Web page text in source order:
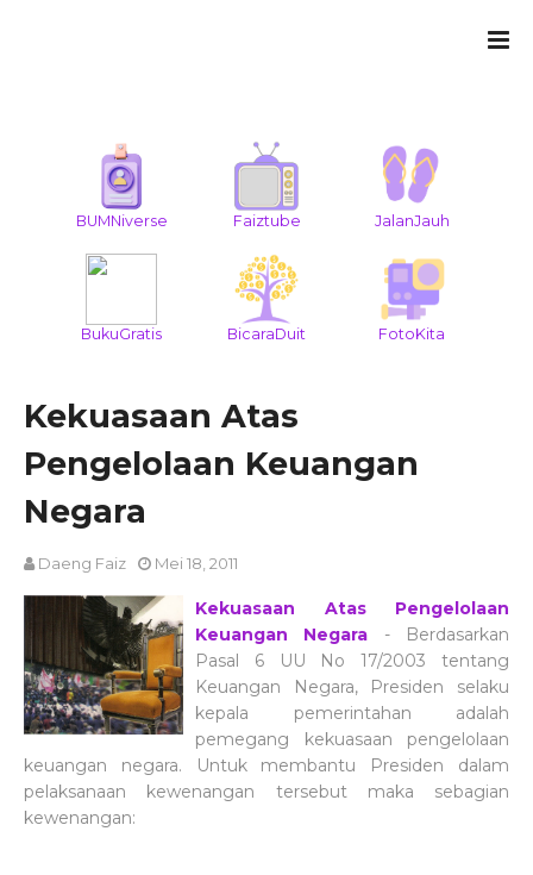
BUMNiverse Faiztube JalanJauh
BukuGratis BicaraDuit FotoKita
Kekuasaan Atas
Pengelolaan Keuangan
Negara
Daeng Faiz Mei 18, 2011
Kekuasaan Atas Pengelolaan
Keuangan Negara
- Berdasarkan
Pasal 6 UU No 17/2003 tentang
Keuangan Negara, Presiden selaku
kepala pemerintahan adalah
pemegang kekuasaan pengelolaan
keuangan negara. Untuk membantu Presiden dalam
pelaksanaan kewenangan tersebut maka sebagian
kewenangan: